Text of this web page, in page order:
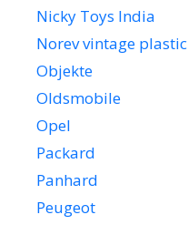
Nicky Toys India
Norev vintage plastic
Objekte
Oldsmobile
Opel
Packard
Panhard
Peugeot